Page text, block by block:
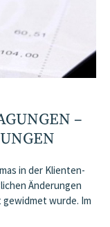
–
in der Klienten-
Änderungen
gewidmet wurde. Im